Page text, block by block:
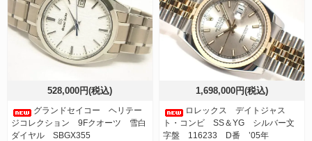
528,000円(税込)
グランドセイコー ヘリテー
ジコレクション 9Fクオーツ 雪白
ダイヤル SBGX355
1,698,000円(税込)
ロレックス デイトジャス
ト・コンビ SS＆YG シルバー文
字盤 116233 D番 ’05年